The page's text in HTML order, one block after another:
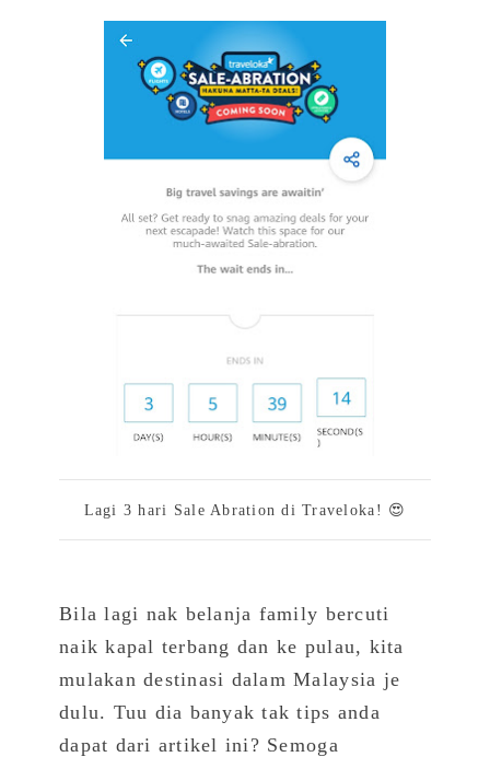
Lagi 3 hari Sale Abration di Traveloka! 😍
Bila lagi nak belanja family bercuti
naik kapal terbang dan ke pulau, kita
mulakan destinasi dalam Malaysia je
dulu. Tuu dia banyak tak tips anda
dapat dari artikel ini? Semoga